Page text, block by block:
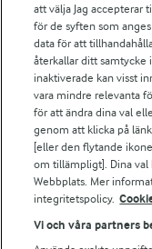
Arlas kundportal
Arla.com
Falbygdens Ost
Arla webbshop
Bildbank
Följ oss
att välja Jag accepterar
för de syften som
data för att
återkallar ditt samtycke
inaktiverade kan visst
vara mindre relevanta
för att ändra dina val
genom att klicka på
[eller den flytande
om tillämpligt]. Dina
Webbplats. Mer
integritetspolicy.
Vi och våra partners